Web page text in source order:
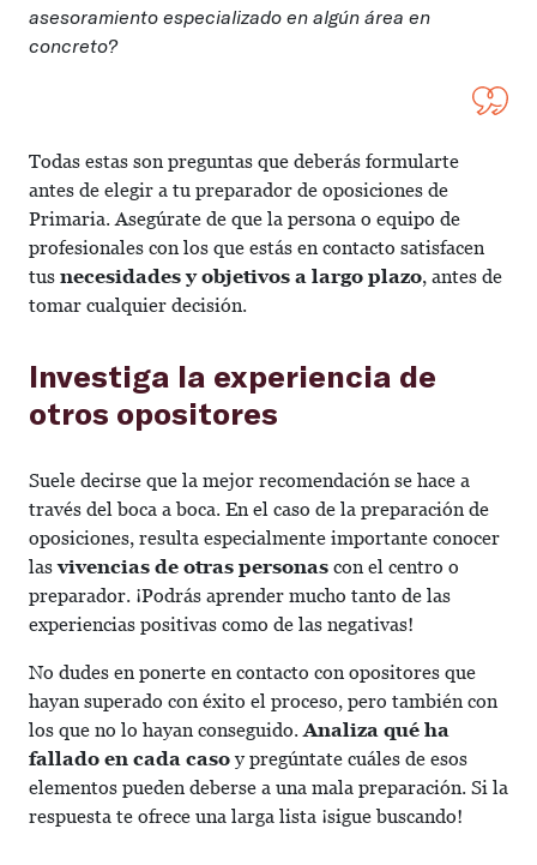
asesoramiento especializado en algún área en
concreto?
Todas estas son preguntas que deberás formularte
antes de elegir a tu preparador de oposiciones de
Primaria. Asegúrate de que la persona o equipo de
profesionales con los que estás en contacto satisfacen
tus necesidades y objetivos a largo plazo, antes de
tomar cualquier decisión.
Investiga la experiencia de
otros opositores
Suele decirse que la mejor recomendación se hace a
través del boca a boca. En el caso de la preparación de
oposiciones, resulta especialmente importante conocer
lasvivencias de otras personas con el centro o
preparador. ¡Podrás aprender mucho tanto de las
experiencias positivas como de las negativas!
No dudes en ponerte en contacto con opositores que
hayan superado con éxito el proceso, pero también con
los que no lo hayan conseguido. Analiza qué ha
fallado en cada casoy pregúntate cuáles de esos
elementos pueden deberse a una mala preparación. Si la
respuesta te ofrece una larga lista ¡sigue buscando!